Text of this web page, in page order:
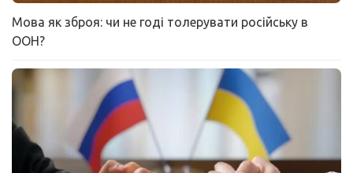
Мова як зброя: чи не годі толерувати російську в
ООН?